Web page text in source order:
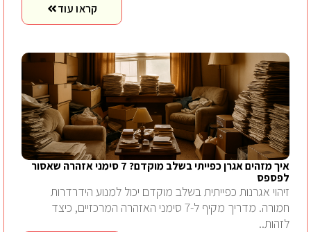
קראו עוד
איך מזהים אגרן כפייתי בשלב מוקדם? 7 סימני אזהרה שאסור
לפספס
זיהוי אגרנות כפייתית בשלב מוקדם יכול למנוע הידרדרות
חמורה. מדריך מקיף ל-7 סימני האזהרה המרכזיים, כיצד
לזהות..